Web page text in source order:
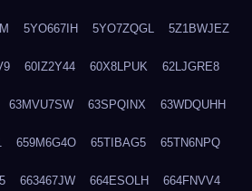
5YO667IH 5YO7ZQGL 5Z1BWJEZ
60IZ2Y44 60X8LPUK 62LJGRE8
63MVU7SW 63SPQINX 63WDQUHH
659M6G4O 65TIBAG5 65TN6NPQ
663467JW 664ESOLH 664FNVV4